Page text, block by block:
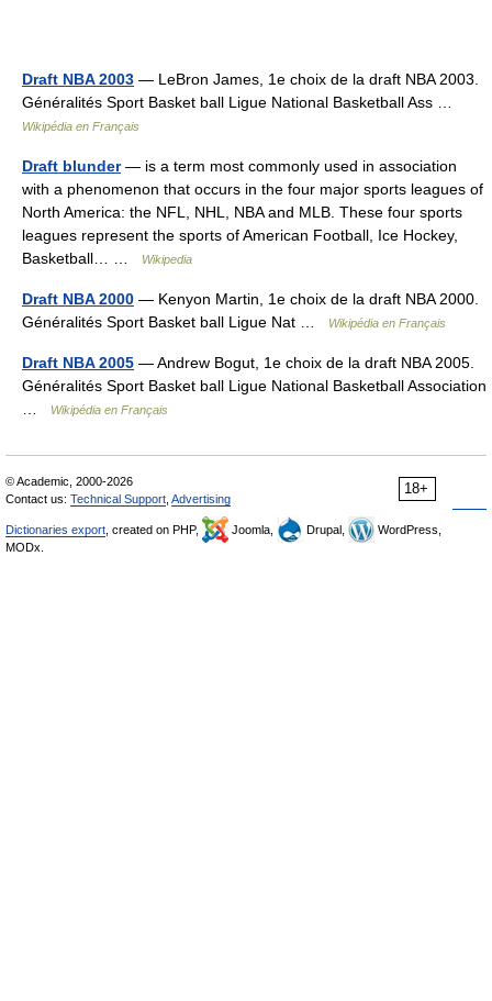
Draft NBA 2003 — LeBron James, 1e choix de la draft NBA 2003.
Généralités Sport Basket ball Ligue National Basketball Ass …
Wikipédia en Français
Draft blunder— is a term most commonly used in association
with a phenomenon that occurs in the four major sports leagues of
North America: the NFL, NHL, NBA and MLB. These four sports
leagues represent the sports of American Football, Ice Hockey,
Basketball… …
Wikipedia
Draft NBA 2000 — Kenyon Martin, 1e choix de la draft NBA 2000.
Généralités Sport Basket ball Ligue Nat …
Wikipédia en Français
Draft NBA 2005 — Andrew Bogut, 1e choix de la draft NBA 2005.
Généralités Sport Basket ball Ligue National Basketball Association
Wikipédia en Français
18+
© Academic, 2000-2026
Contact us: Technical Support Advertising
Dictionaries export , created on PHP, Joomla, Drupal,
WordPress,
MODx.